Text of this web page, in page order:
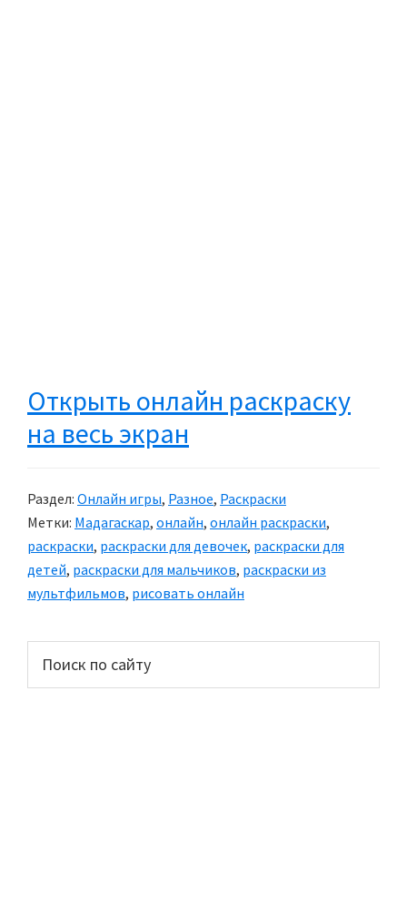
Открыть онлайн раскраску
на весь экран
Раздел: Онлайн игры, Разное, Раскраски
Метки: Мадагаскар, онлайн, онлайн раскраски,
раскраски, раскраски для девочек, раскраски для
детей, раскраски для мальчиков, раскраски из
мультфильмов, рисовать онлайн
Основной
сайдбар